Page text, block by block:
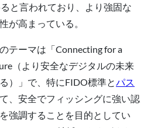
と言われており、より強固な
が高まっている。
テーマは「Connecting for a
（より安全なデジタルの未来
）」で、特にFIDO標準とパス
、安全でフィッシングに強い認
強調することを目的としてい